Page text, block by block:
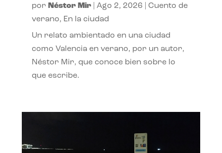
por Néstor Mir| Ago 2, 2026
Cuento de
verano, En la ciudad
Un relato ambientado en una ciudad
como Valencia en verano, por un autor,
Néstor Mir, que conoce bien sobre lo
que escribe.